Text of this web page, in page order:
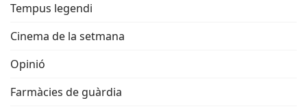
Tempus legendi
Cinema de la setmana
Opinió
Farmàcies de guàrdia